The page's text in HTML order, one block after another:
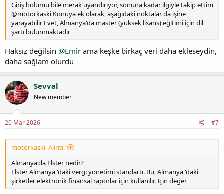
Giriş bölümü bile merak uyandırıyor, sonuna kadar ilgiyle takip ettim
@motorkaski Konuya ek olarak, aşağıdaki noktalar da işine
yarayabilir Evet, Almanya'da master (yüksek lisans) eğitimi için dil
şartı bulunmaktadır
Haksız değilsin @Emir ama keşke birkaç veri daha ekleseydin,
daha sağlam olurdu
Sevval
New member
20 Mar 2026 #7
motorkaski' Alıntı:
Almanya'da Elster nedir?
Elster Almanya 'daki vergi yönetimi standartı. Bu, Almanya 'daki
şirketler elektronik finansal raporlar için kullanılır. İçin değer